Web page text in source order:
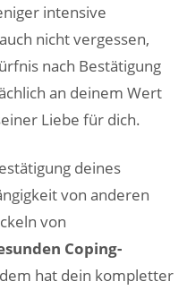
intensive
nicht vergessen,
nach Bestätigung
an deinem Wert
Liebe für dich.
deines
von anderen
von
Coping-
hat dein kompletter